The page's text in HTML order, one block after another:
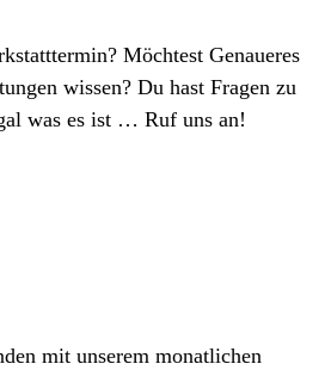
Möchtest Genaueres
wissen? Du hast Fragen zu
was es ist … Ruf uns an!
mit unserem monatlichen